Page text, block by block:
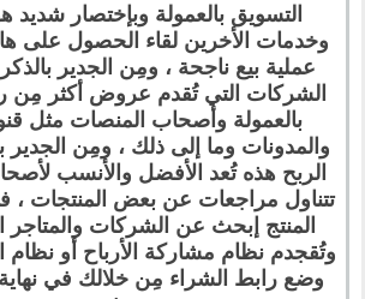
التسويق بالعمولة وبإختصار شديد
وخدمات الأخرين لقاء الحصول على
عملية بيع ناجحة ، ومِن الجدير
الشركات التي تُقدم عروض أكثر مِن
بالعمولة وأصحاب المنصات مثل
والمدونات وما إلى ذلك ، ومِن الجدير
الربح هذه تُعد الأفضل والأنسب
تتناول مراجعات عن بعض المنتجات ،
المنتج إبحث عن الشركات والمتاجر
وتُقجدم نظام مشاركة الأرباح أو نظام
وضع رابط الشراء مِن خلالك في